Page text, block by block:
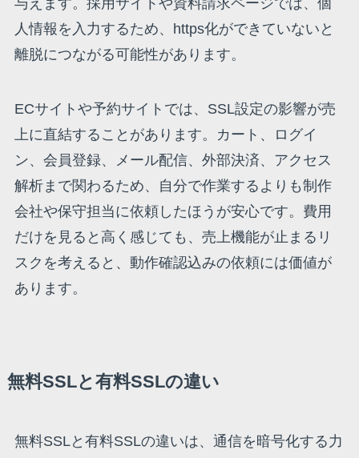
与えます。採用サイトや資料請求ページでは、個
人情報を入力するため、https化ができていないと
離脱につながる可能性があります。
ECサイトや予約サイトでは、SSL設定の影響が売
上に直結することがあります。カート、ログイ
ン、会員登録、メール配信、外部決済、アクセス
解析まで関わるため、自分で作業するよりも制作
会社や保守担当に依頼したほうが安心です。費用
だけを見ると高く感じても、売上機能が止まるリ
スクを考えると、動作確認込みの依頼には価値が
あります。
無料SSLと有料SSLの違い
無料SSLと有料SSLの違いは、通信を暗号化する力